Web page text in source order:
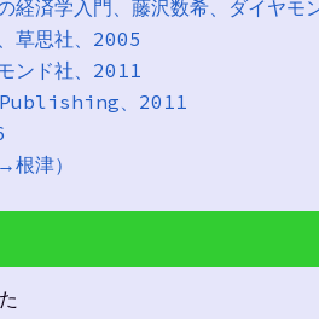
済学入門、藤沢数希、ダイヤモ
草思社、2005
ンド社、2011
、2011
津）